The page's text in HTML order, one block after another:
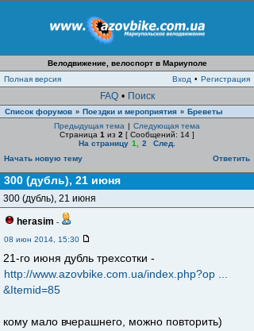
Велодвижение, велоспорт в Мариуполе
Полная версия
Вход • Регистрация
FAQ • Поиск
Список форумов » Поездки и мероприятия » Бреветы
Предыдущая тема | Следующая тема
Страница 1 из 2 [ Сообщений: 14 ]
На страницу 1 2
След.
Начать новую тему
Ответить
300 (дубль), 21 июня
300 (дубль), 21 июня
herasim -
08 июн 2014, 15:30
21-го июня дубль трехсотки -
http://www.azovbike.com.ua/index.php?op ...
&Itemid=85
кому мало вчерашнего, можно повторить)